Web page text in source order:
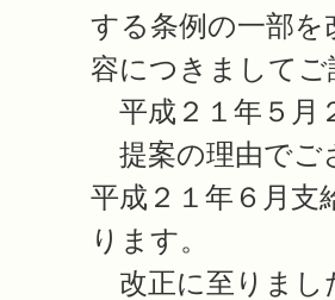
する条例の一部
容につきまして
平成２１年５月
提案の理由でご
平成２１年６月
ります。
改正に至りまし